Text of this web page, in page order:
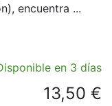
encuentra ...
en 3 días
13,50 €